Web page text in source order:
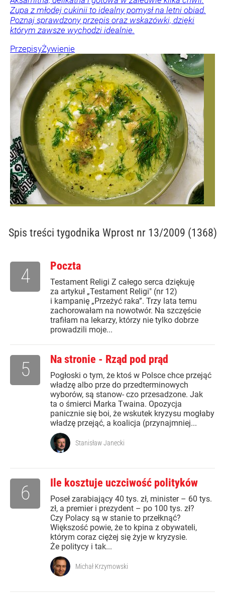
Zupa z młodej cukinii to idealny pomysł na letni obiad.
Poznaj sprawdzony przepis oraz wskazówki, dzięki
którym zawsze wychodzi idealnie.
PrzepisyŻywienie
Spis treści tygodnika Wprost nr 13/2009 (1368)
Poczta
Testament Religi Z całego serca dziękuję
za artykuł „Testament Religi" (nr 12)
i kampanię „Przeżyć raka”. Trzy lata temu
zachorowałam na nowotwór. Na szczęście
trafiłam na lekarzy, którzy nie tylko dobrze
prowadzili moje...
4
Na stronie - Rząd pod prąd
Pogłoski o tym, że ktoś w Polsce chce przejąć
władzę albo prze do przedterminowych
wyborów, są stanow- czo przesadzone. Jak
ta o śmierci Marka Twaina. Opozycja
panicznie się boi, że wskutek kryzysu mogłaby
władzę przejąć, a koalicja (przynajmniej...
5
Stanisław Janecki
Ile kosztuje uczciwość polityków
Poseł zarabiający 40 tys. zł, minister – 60 tys.
zł, a premier i prezydent – po 100 tys. zł?
Czy Polacy są w stanie to przełknąć?
Większość powie, że to kpina z obywateli,
którym coraz ciężej się żyje w kryzysie.
Że politycy i tak...
6
Michał Krzymowski